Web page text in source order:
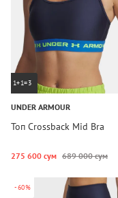
1+1=3
UNDER ARMOUR
Топ Crossback Mid Bra
275 600 сум 689 000 сум
-60%